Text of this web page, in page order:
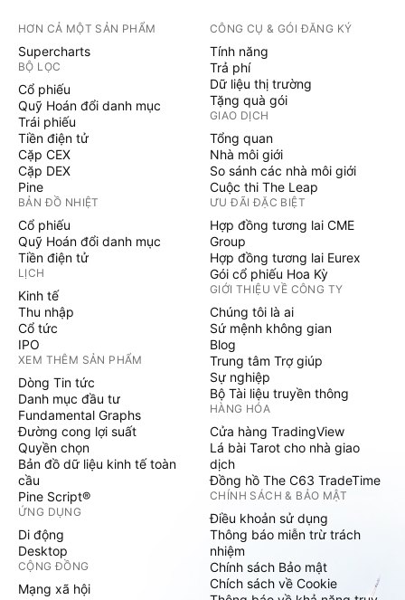
HƠN CẢ MỘT SẢN PHẨM
Supercharts
BỘ LỌC
Cổ phiếu
Quỹ Hoán đổi danh mục
Trái phiếu
Tiền điện tử
Cặp CEX
Cặp DEX
Pine
BẢN ĐỒ NHIỆT
Cổ phiếu
Quỹ Hoán đổi danh mục
Tiền điện tử
LỊCH
Kinh tế
Thu nhập
Cổ tức
IPO
XEM THÊM SẢN PHẨM
Dòng Tin tức
Danh mục đầu tư
Fundamental Graphs
Đường cong lợi suất
Quyền chọn
Bản đồ dữ liệu kinh tế toàn
cầu
Pine Script®
ỨNG DỤNG
Di động
Desktop
CỘNG ĐỒNG
Mạng xã hội
CÔNG CỤ & GÓI ĐĂNG KÝ
Tính năng
Trả phí
Dữ liệu thị trường
Tặng quà gói
GIAO DỊCH
Tổng quan
Nhà môi giới
So sánh các nhà môi giới
Cuộc thi The Leap
ƯU ĐÃI ĐẶC BIỆT
Hợp đồng tương lai CME
Group
Hợp đồng tương lai Eurex
Gói cổ phiếu Hoa Kỳ
GIỚI THIỆU VỀ CÔNG TY
Chúng tôi là ai
Sứ mệnh không gian
Blog
Trung tâm Trợ giúp
Sự nghiệp
Bộ Tài liệu truyền thông
HÀNG HÓA
Cửa hàng TradingView
Lá bài Tarot cho nhà giao
dịch
Đồng hồ The C63 TradeTime
CHÍNH SÁCH & BẢO MẬT
Điều khoản sử dụng
Thông báo miễn trừ trách
nhiệm
Chính sách Bảo mật
Chích sách về Cookie